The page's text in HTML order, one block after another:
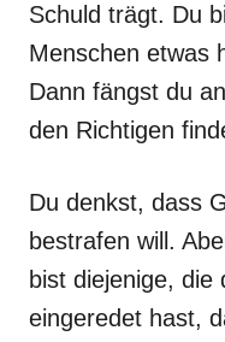
Schuld trägt. Du
Menschen etwas
Dann fängst du
den Richtigen
Du denkst, dass
bestrafen will.
bist diejenige,
eingeredet hast,